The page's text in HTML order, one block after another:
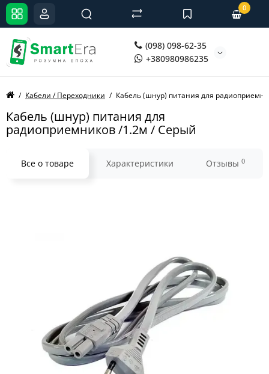
(098) 098-62-35
+380980986235
0
Кабели / Переходники Кабель (шнур) питания для
Кабель (шнур) питания для
радиоприемников /1.2м / Серый
Все о товаре Характеристики Отзывы 0